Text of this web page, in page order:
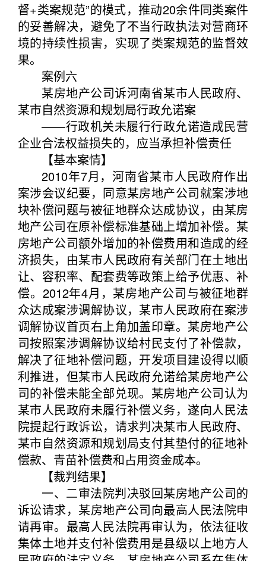
督+类案规范”的模式，推动20余件同类案件
的妥善解决，避免了不当行政执法对营商环
境的持续性损害，实现了类案规范的监督效
果。
案例六
某房地产公司诉河南省某市人民政府、
某市自然资源和规划局行政允诺案
——行政机关未履行行政允诺造成民营
企业合法权益损失的，应当承担补偿责任
【基本案情】
2010年7月，河南省某市人民政府作出
案涉会议纪要，同意某房地产公司就案涉地
块补偿问题与被征地群众达成协议，由某房
地产公司在原补偿标准基础上增加补偿。某
房地产公司额外增加的补偿费用和造成的经
济损失，由某市人民政府有关部门在土地出
让、容积率、配套费等政策上给予优惠、补
偿。2012年4月，某房地产公司与被征地群
众达成案涉调解协议，某市人民政府在案涉
调解协议首页右上角加盖印章。某房地产公
司按照案涉调解协议给村民支付了补偿款，
解决了征地补偿问题，开发项目建设得以顺
利推进，但某市人民政府允诺给某房地产公
司的补偿未能全部兑现。某房地产公司认为
某市人民政府未履行补偿义务，遂向人民法
院提起行政诉讼，请求判决某市人民政府、
某市自然资源和规划局支付其垫付的征地补
偿款、青苗补偿费和占用资金成本。
【裁判结果】
一、二审法院判决驳回某房地产公司的
诉讼请求，某房地产公司向最高人民法院申
请再审。最高人民法院再审认为，依法征收
集体土地并支付补偿费用是县级以上地方人